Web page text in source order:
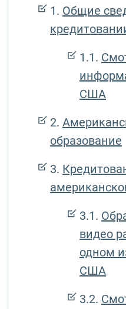
Общие
США
образование
видео
одном
США